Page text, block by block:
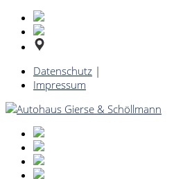
Datenschutz |
Impressum